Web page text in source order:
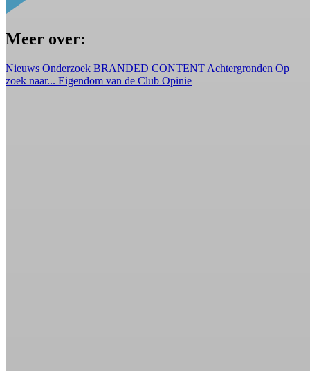
Meer over:
Nieuws Onderzoek BRANDED CONTENT Achtergronden Op
zoek naar... Eigendom van de Club Opinie